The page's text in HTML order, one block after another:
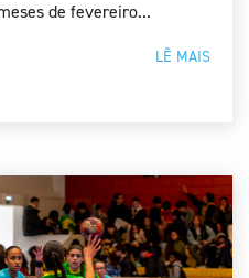
de fevereiro...
LÊ MAIS